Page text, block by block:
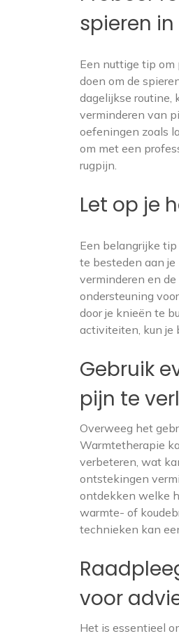
spieren
Een nuttige tip om
doen om de
dagelijkse routine,
verminderen van
oefeningen zoals
om met een
rugpijn.
Let op je
Een belangrijke
te besteden aan je
verminderen en
ondersteuning
door je knieën te
activiteiten, kun je
Gebruik
pijn te
Overweeg het
Warmtetherapie
verbeteren, wat
ontstekingen
ontdekken welke
warmte- of
technieken kan
voor
Het is essentieel